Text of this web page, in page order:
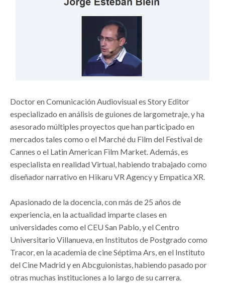
Doctor en Comunicación Audiovisual es Story Editor
especializado en análisis de guiones de largometraje, y ha
asesorado múltiples proyectos que han participado en
mercados tales como o el Marché du Film del Festival de
Cannes o el Latin American Film Market. Además, es
especialista en realidad Virtual, habiendo trabajado como
diseñador narrativo en Hikaru VR Agency y Empatica XR.
Apasionado de la docencia, con más de 25 años de
experiencia, en la actualidad imparte clases en
universidades como el CEU San Pablo, y el Centro
Universitario Villanueva, en Institutos de Postgrado como
Tracor, en la academia de cine Séptima Ars, en el Instituto
del Cine Madrid y en Abcguionistas, habiendo pasado por
otras muchas instituciones a lo largo de su carrera.